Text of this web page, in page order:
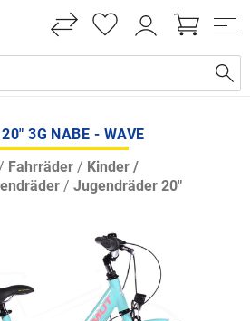
3G NABE - WAVE
Fahrräder / Kinder /
/ Jugendräder 20"